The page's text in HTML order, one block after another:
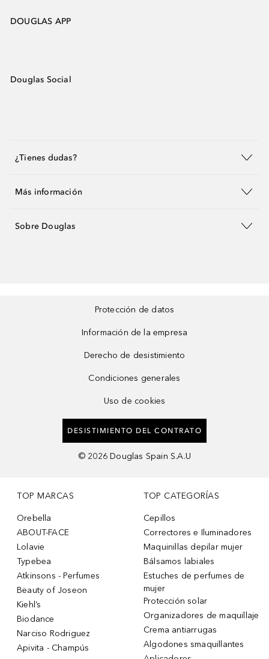
DOUGLAS APP
Douglas Social
¿Tienes dudas?
Más información
Sobre Douglas
Protección de datos
Información de la empresa
Derecho de desistimiento
Condiciones generales
Uso de cookies
DESISTIMIENTO DEL CONTRATO
© 2026 Douglas Spain S.A.U
TOP MARCAS
Orebella
ABOUT-FACE
Lolavie
Typebea
Atkinsons - Perfumes
Beauty of Joseon
Kiehl’s
Biodance
Narciso Rodriguez
Apivita - Champús
TOP CATEGORÍAS
Cepillos
Correctores e Iluminadores
Maquinillas depilar mujer
Bálsamos labiales
Estuches de perfumes de
mujer
Protección solar
Organizadores de maquillaje
Crema antiarrugas
Algodones smaquillantes